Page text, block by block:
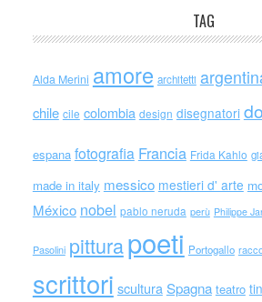
TAG
Alda Merini amore architetti
chile cile colombia design disegnatori
espana fotografia Francia Frida Kahlo
made in italy messico mestieri d' arte
México nobel pablo neruda perù Philippe
Pasolini pitturapoeti Portogallo
scrittori scultura Spagna teatro